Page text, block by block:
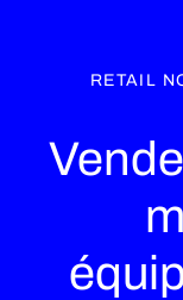
RETAIL